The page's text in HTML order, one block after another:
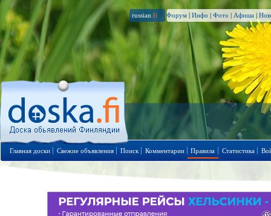
russian .fi Форум | Инфо | Фото | Афиша |
Главная доски Свежие объявления Поиск Комментарии Правила Статистика